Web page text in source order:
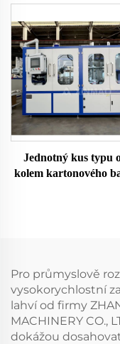
Jednotný kus typu
kolem kartonového
Pro průmyslově
vysokorychlostní
lahví od firmy
MACHINERY CO.,
dokážou